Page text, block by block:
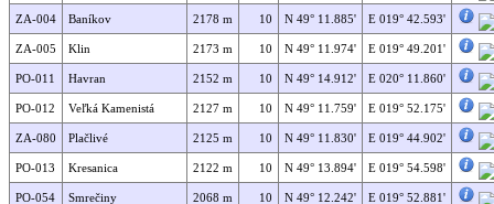
ZA-004 Baníkov 2178 m 10 N 49° 11.885' E 019° 42.593'
ZA-005 Klin 2173 m 10 N 49° 11.974' E 019° 49.201'
PO-011 Havran 2152 m 10 N 49° 14.912' E 020° 11.860'
PO-012 Veľká Kamenistá 2127 m 10 N 49° 11.759' E 019° 52.175'
ZA-080 Plačlivé 2125 m 10 N 49° 11.830' E 019° 44.902'
PO-013 Kresanica 2122 m 10 N 49° 13.894' E 019° 54.598'
PO-054 Smrečiny 2068 m 10 N 49° 12.242' E 019° 52.881'